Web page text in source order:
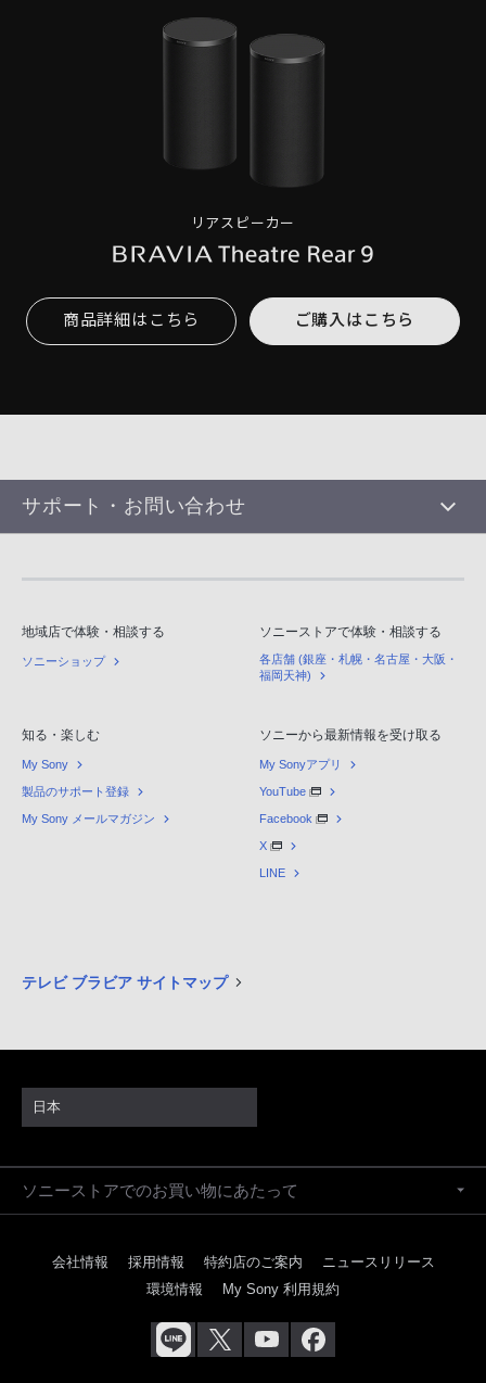
リアスピーカー
商品詳細はこちら ご購入はこちら
サポート・お問い合わせ
地域店で体験・相談する
ソニーショップ
ソニーストアで体験・相談する
各店舗 (銀座・札幌・名古屋・大阪・
福岡天神)
知る・楽しむ
My Sony
製品のサポート登録
My Sony メールマガジン
ソニーから最新情報を受け取る
My Sonyアプリ
YouTube
Facebook
X
LINE
テレビ ブラビア サイトマップ
日本
ソニーストアでのお買い物にあたって
会社情報 採用情報 特約店のご案内
ニュースリリース
環境情報
My Sony 利用規約